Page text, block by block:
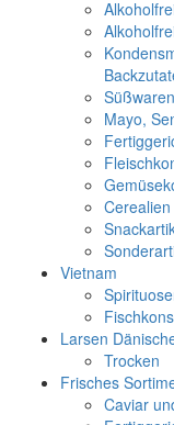
Mayo,
Vietnam
Larsen
Trocken
Frisches
Caviar